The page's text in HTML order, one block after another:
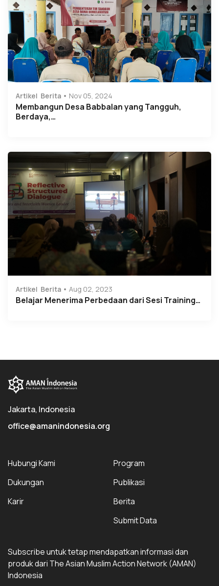
Artikel Berita Nov 05, 2024
Membangun Desa Babbalan yang Tangguh,
Berdaya,…
Artikel Berita Aug 02, 2023
Belajar Menerima Perbedaan dari Sesi Training…
Jakarta, Indonesia
office@amanindonesia.org
Hubungi Kami
Dukungan
Karir
Program
Publikasi
Berita
Submit Data
Subscribe untuk tetap mendapatkan informasi dan
produk dari The Asian Muslim Action Network (AMAN)
Indonesia